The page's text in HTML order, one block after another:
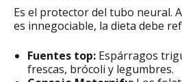
Es el protector del tubo neural.
es innegociable, la dieta debe
Fuentes top: Espárragos
frescas, brócoli y legumbres.